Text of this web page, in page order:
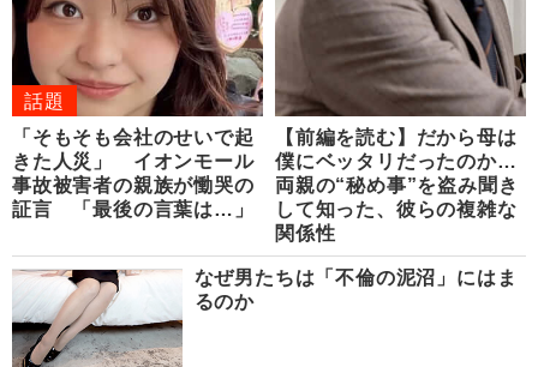
話題
「そもそも会社のせいで起
きた人災」 イオンモール
事故被害者の親族が慟哭の
証言 「最後の言葉は…」
【前編を読む】だから母は
僕にベッタリだったのか…
両親の“秘め事”を盗み聞き
して知った、彼らの複雑な
関係性
なぜ男たちは「不倫の泥沼」にはま
るのか